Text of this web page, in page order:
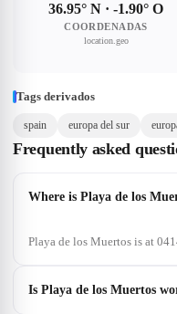
36.95° N · -1.90° O
COORDENADAS
location.geo
Tags derivados
spain europa del sur
Frequently asked
Where is Playa de los
Playa de los Muertos is at
Is Playa de los Muertos